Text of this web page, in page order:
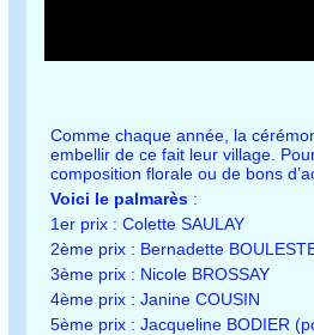
Comme chaque année, la
embellir de ce fait leur village.
composition florale ou de bons
Voici le palmarès:
1er prix : Colette SAULAY
2ème prix : Bernadette
3ème prix : Nicole BROSSAY
4ème prix : Janine COUSIN
5ème prix : Jacqueline BODIER